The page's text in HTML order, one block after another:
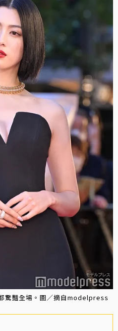
驚豔全場。圖／摘自modelpress